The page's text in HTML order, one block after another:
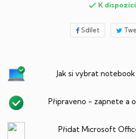
 K dispozici
Sdílet
Jak si vybrat
Připraveno - zapnete a
Přidat Microsoft